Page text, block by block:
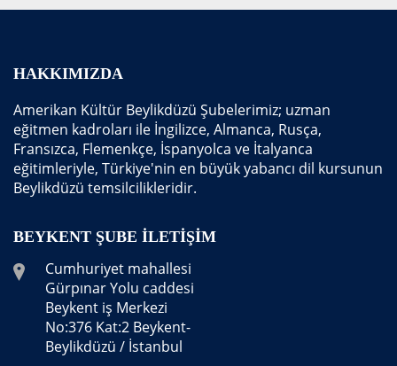
HAKKIMIZDA
Amerikan Kültür Beylikdüzü Şubelerimiz; uzman
eğitmen kadroları ile İngilizce, Almanca, Rusça,
Fransızca, Flemenkçe, İspanyolca ve İtalyanca
eğitimleriyle, Türkiye'nin en büyük yabancı dil kursunun
Beylikdüzü temsilcilikleridir.
BEYKENT ŞUBE İLETIŞIM
Cumhuriyet mahallesi
Gürpınar Yolu caddesi
Beykent iş Merkezi
No:376 Kat:2 Beykent-
Beylikdüzü / İstanbul